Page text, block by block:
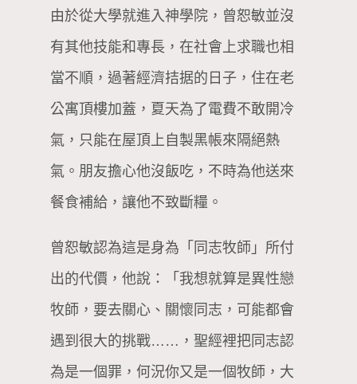
由於從大學就進入神學院，曾恕敏並沒
有其他技能和專長，在社會上求職也相
當不順，過著經濟拮据的日子，住在老
公寓頂樓加蓋，夏天為了電費不敢開冷
氣，只能在屋頂上自製黑帳來隔絕熱
氣。朋友擔心他沒飯吃，不時為他送來
餐食補給，讓他不致斷糧。
曾恕敏認為這是身為「同志牧師」所付
出的代價，他說：「我想就算是異性戀
牧師，要去關心、關懷同志，可能都會
遇到很大的挑戰……，聖經裡把同志認
為是一個罪，何況你又是一個牧師，大